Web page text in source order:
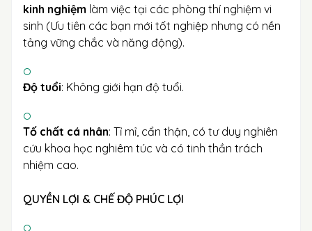
kinh nghiệm làm việc tại các phòng thí nghiệm vi
sinh (Ưu tiên các bạn mới tốt nghiệp nhưng có nền
tảng vững chắc và năng động).
Độ tuổi: Không giới hạn độ tuổi.
Tố chất cá nhân: Tỉ mỉ, cẩn thận, có tư duy nghiên
cứu khoa học nghiêm túc và có tinh thần trách
nhiệm cao.
QUYỀN LỢI & CHẾ ĐỘ PHÚC LỢI